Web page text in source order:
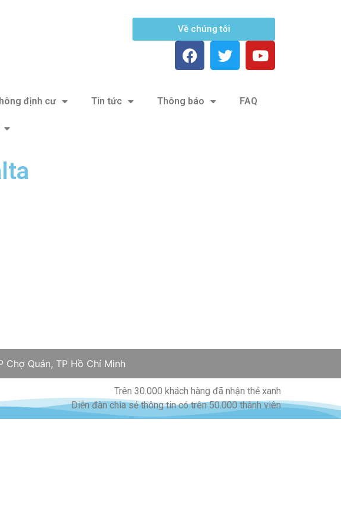
Về chúng tôi
định cư Tin tức Thông báo FAQ
Chợ Quán, TP Hồ Chí Minh
Trên 30.000 khách hàng đã nhận thẻ xanh
Diễn đàn chia sẻ thông tin có trên 50.000 thành viên